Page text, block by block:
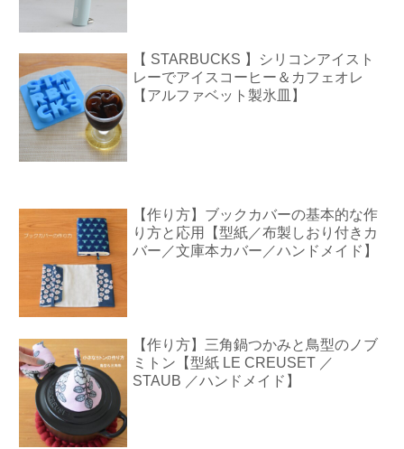
【 STARBUCKS 】シリコンアイスト
レーでアイスコーヒー＆カフェオレ
【アルファベット製氷皿】
【作り方】ブックカバーの基本的な作
り方と応用【型紙／布製しおり付きカ
バー／文庫本カバー／ハンドメイド】
【作り方】三角鍋つかみと鳥型のノブ
ミトン【型紙 LE CREUSET ／
STAUB ／ハンドメイド】